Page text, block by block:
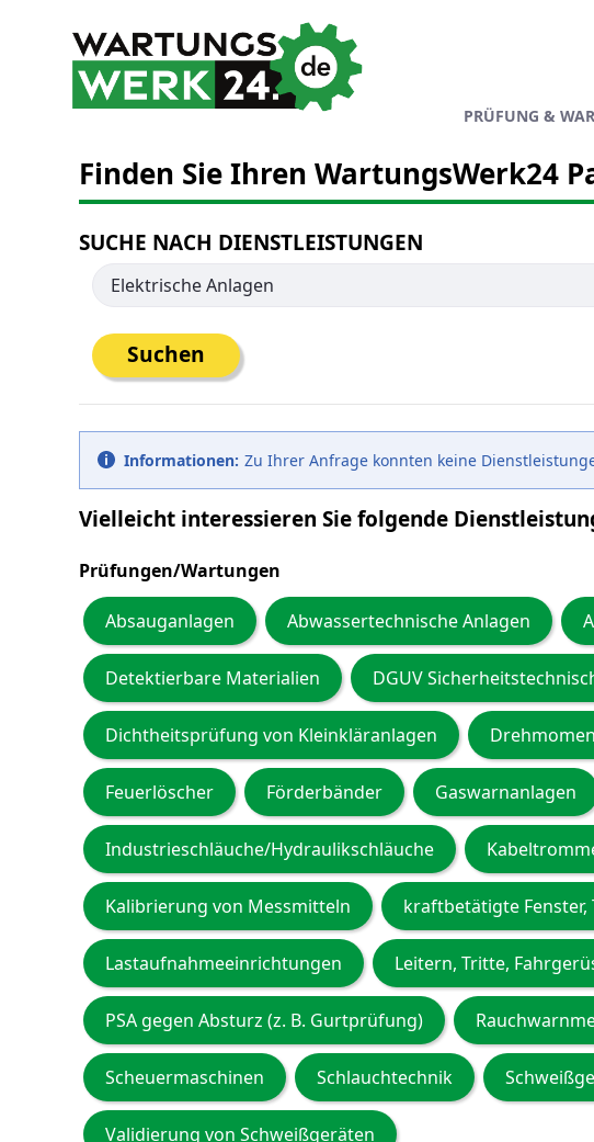
PRÜFUNG &
Finden Sie Ihren WartungsWerk24
SUCHE NACH DIENSTLEISTUNGEN
Suchen
Informationen: Zu Ihrer Anfrage konnten keine
Vielleicht interessieren Sie folgende
Prüfungen/Wartungen
Absauganlagen Abwassertechnische Anlagen
Detektierbare Materialien DGUV
Dichtheitsprüfung von Kleinkläranlagen
Feuerlöscher Förderbänder Gaswarnanlagen
Industrieschläuche/Hydraulikschläuche
Kalibrierung von Messmitteln kraftbetätigte Fenster,
Lastaufnahmeeinrichtungen Leitern, Tritte,
PSA gegen Absturz (z. B. Gurtprüfung)
Scheuermaschinen Schlauchtechnik
Validierung von Schweißgeräten